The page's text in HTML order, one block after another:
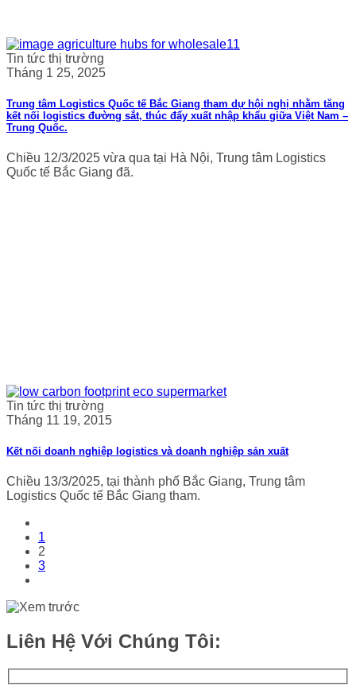
Tin tức thị trường
Tháng 1 25, 2025
Trung tâm Logistics Quốc tế Bắc Giang tham dự hội nghị nhằm tăng
kết nối logistics đường sắt, thúc đẩy xuất nhập khẩu giữa Việt Nam –
Trung Quốc.
Chiều 12/3/2025 vừa qua tại Hà Nội, Trung tâm Logistics
Quốc tế Bắc Giang đã.
Tin tức thị trường
Tháng 11 19, 2015
Kết nối doanh nghiệp logistics và doanh nghiệp sản xuất
Chiều 13/3/2025, tại thành phố Bắc Giang, Trung tâm
Logistics Quốc tế Bắc Giang tham.
1
2
3
Liên Hệ Với Chúng Tôi: